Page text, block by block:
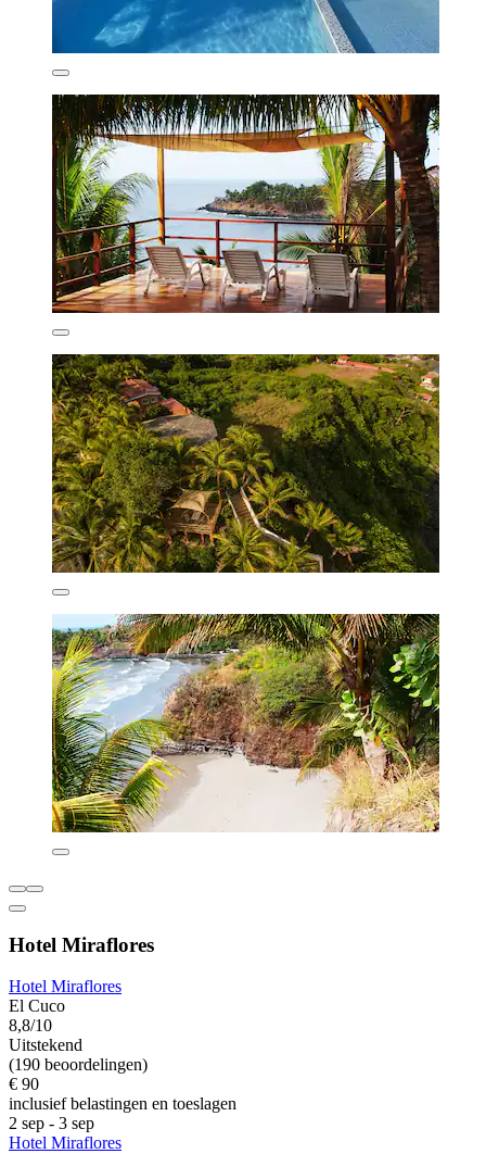
Hotel Miraflores
Hotel Miraflores
El Cuco
8,8/10
Uitstekend
(190 beoordelingen)
€ 90
inclusief belastingen en toeslagen
2 sep - 3 sep
Hotel Miraflores